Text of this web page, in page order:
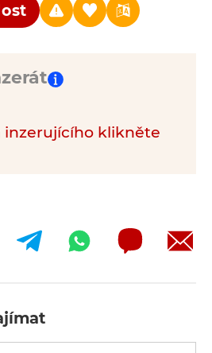
inzerujícího klikněte